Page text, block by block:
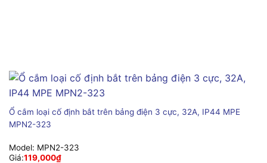
Ổ cắm loại cố định bắt trên bảng điện 3 cực, 32A, IP44 MPE
MPN2-323
Model: MPN2-323
Giá:119,000₫